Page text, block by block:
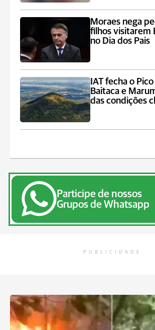
Moraes nega
filhos visitarem
no Dia dos Pais
IAT fecha o
Baitaca e
das condições
Participe de nossos
Grupos de Whatsapp
PUBLICIDADE